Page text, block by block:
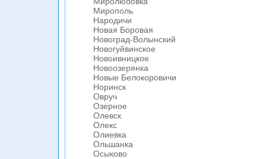
Мирополь
Народичи
Новая Боровая
Новоград-Волынский
Новогуйвинское
Новоивницкое
Новоозерянка
Новые Белокоровичи
Норинск
Овруч
Озерное
Олевск
Олекс
Олиевка
Ольшанка
Осыково